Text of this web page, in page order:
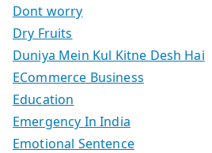
Dont worry
Dry Fruits
Duniya Mein Kul Kitne Desh Hai
ECommerce Business
Education
Emergency In India
Emotional Sentence